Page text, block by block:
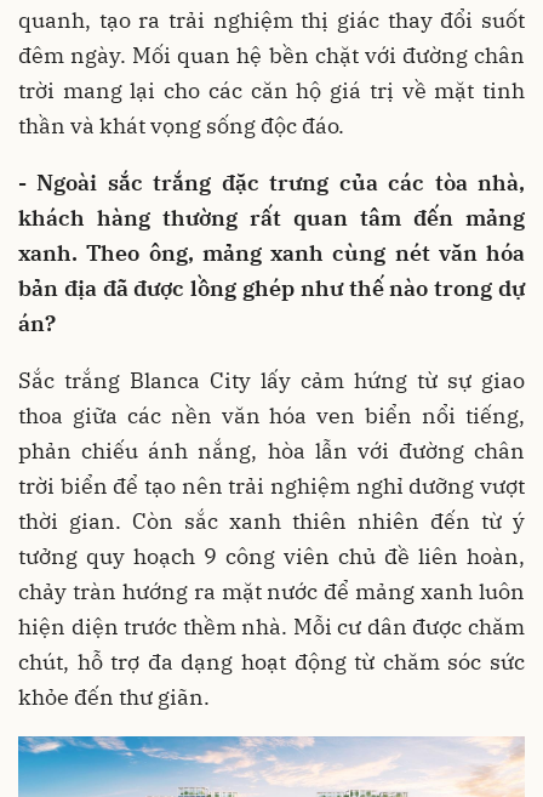
quanh, tạo ra trải nghiệm thị giác thay đổi suốt
đêm ngày. Mối quan hệ bền chặt với đường chân
trời mang lại cho các căn hộ giá trị về mặt tinh
thần và khát vọng sống độc đáo.
- Ngoài sắc trắng đặc trưng của các tòa nhà,
khách hàng thường rất quan tâm đến mảng
xanh. Theo ông, mảng xanh cùng nét văn hóa
bản địa đã được lồng ghép như thế nào trong dự
án?
Sắc trắng Blanca City lấy cảm hứng từ sự giao
thoa giữa các nền văn hóa ven biển nổi tiếng,
phản chiếu ánh nắng, hòa lẫn với đường chân
trời biển để tạo nên trải nghiệm nghỉ dưỡng vượt
thời gian. Còn sắc xanh thiên nhiên đến từ ý
tưởng quy hoạch 9 công viên chủ đề liên hoàn,
chảy tràn hướng ra mặt nước để mảng xanh luôn
hiện diện trước thềm nhà. Mỗi cư dân được chăm
chút, hỗ trợ đa dạng hoạt động từ chăm sóc sức
khỏe đến thư giãn.